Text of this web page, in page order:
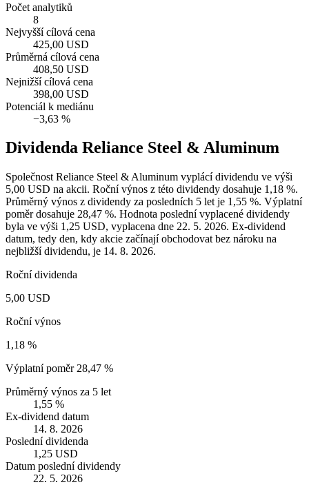
Počet analytiků
8
Nejvyšší cílová cena
425,00 USD
Průměrná cílová cena
408,50 USD
Nejnižší cílová cena
398,00 USD
Potenciál k mediánu
−3,63 %
Dividenda Reliance Steel & Aluminum
Společnost Reliance Steel & Aluminum vyplácí dividendu ve výši
5,00 USD na akcii. Roční výnos z této dividendy dosahuje 1,18 %.
Průměrný výnos z dividendy za posledních 5 let je 1,55 %. Výplatní
poměr dosahuje 28,47 %. Hodnota poslední vyplacené dividendy
byla ve výši 1,25 USD, vyplacena dne 22. 5. 2026. Ex-dividend
datum, tedy den, kdy akcie začínají obchodovat bez nároku na
nejbližší dividendu, je 14. 8. 2026.
Roční dividenda
5,00 USD
Roční výnos
1,18 %
Výplatní poměr 28,47 %
Průměrný výnos za 5 let
1,55 %
Ex-dividend datum
14. 8. 2026
Poslední dividenda
1,25 USD
Datum poslední dividendy
22. 5. 2026